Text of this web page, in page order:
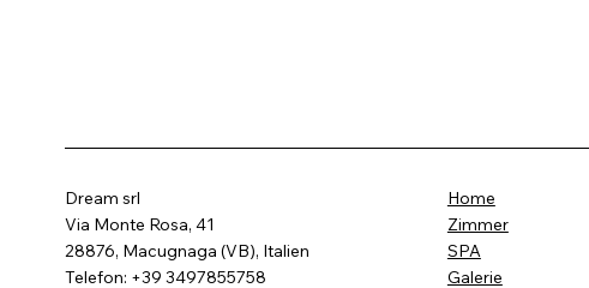
Dream srl
Via Monte Rosa, 41
28876, Macugnaga (VB), Italien
Telefon: +39 3497855758
Home
Zimmer
SPA
Galerie